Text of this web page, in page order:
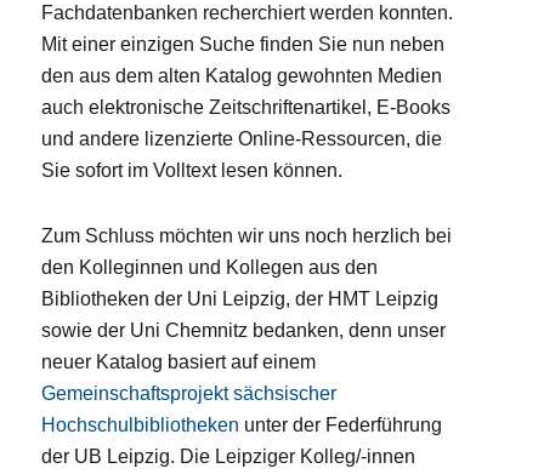
Fachdatenbanken recherchiert werden konnten.
Mit einer einzigen Suche finden Sie nun neben
den aus dem alten Katalog gewohnten Medien
auch elektronische Zeitschriftenartikel, E-Books
und andere lizenzierte Online-Ressourcen, die
Sie sofort im Volltext lesen können.
Zum Schluss möchten wir uns noch herzlich bei
den Kolleginnen und Kollegen aus den
Bibliotheken der Uni Leipzig, der HMT Leipzig
sowie der Uni Chemnitz bedanken, denn unser
neuer Katalog basiert auf einem
Gemeinschaftsprojekt sächsischer
Hochschulbibliotheken unter der Federführung
der UB Leipzig. Die Leipziger Kolleg/-innen